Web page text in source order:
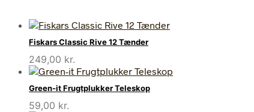
Fiskars Classic Rive 12 Tænder
249,00 kr.
Green-it Frugtplukker Teleskop
59,00 kr.